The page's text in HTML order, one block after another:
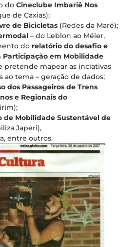
do Cineclube Imbariê Nos
de Caxias);
de Bicicletas (Redes da Maré);
– do Leblon ao Méier,
do relatório do desafio e
Participação em Mobilidade
pretende mapear as inciativas
ao tema – geração de dados;
dos Passageiros de Trens
e Regionais do
de Mobilidade Sustentável de
Japeri),
entre outros.